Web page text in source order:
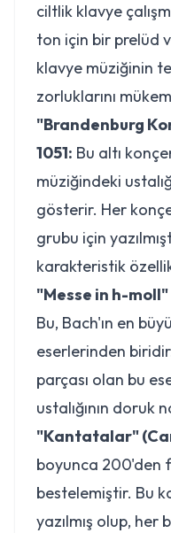
ciltlik klavye
ton için bir prelüd
klavye müziğinin
zorluklarını
"Brandenburg
1051: Bu altı
müziğindeki
gösterir. Her
grubu için
karakteristik
"Messe in h-moll"
Bu, Bach'ın en
eserlerinden
parçası olan bu
ustalığının doruk
"Kantatalar"
boyunca 200'den
bestelemiştir. Bu
yazılmış olup,